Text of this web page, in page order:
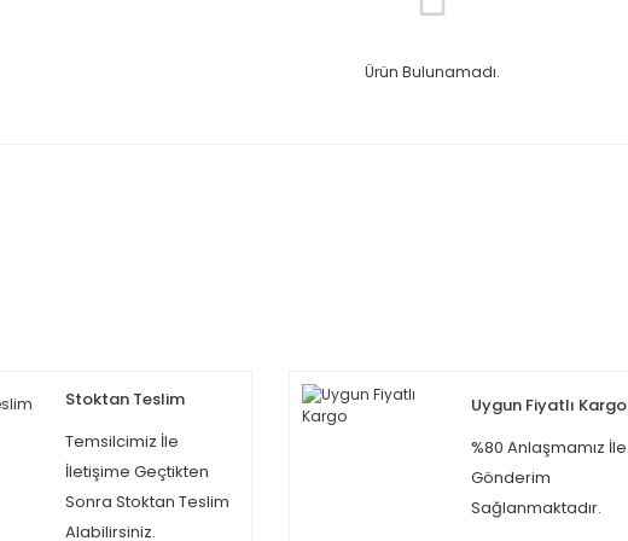
Ürün Bulunamadı.
Stoktan Teslim
Temsilcimiz İle
İletişime Geçtikten
Sonra Stoktan Teslim
Alabilirsiniz.
Uygun Fiyatlı Kargo
%80 Anlaşmamız İle
Gönderim
Sağlanmaktadır.